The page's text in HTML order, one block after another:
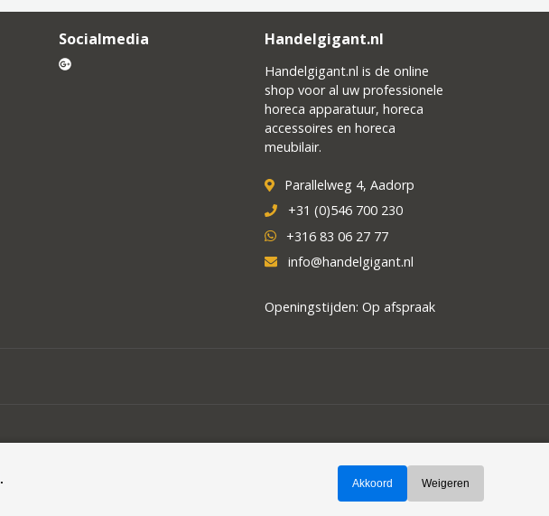
. Akkoord Weigeren
Socialmedia Handelgigant.nl
Handelgigant.nl is de online
shop voor al uw professionele
horeca apparatuur, horeca
accessoires en horeca
meubilair.
Parallelweg 4, Aadorp
+31 (0)546 700 230
+316 83 06 27 77
info@handelgigant.nl
Openingstijden: Op afspraak